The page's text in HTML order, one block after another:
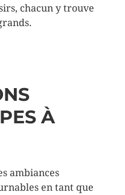
chacun y trouve
À
ambiances
en tant que